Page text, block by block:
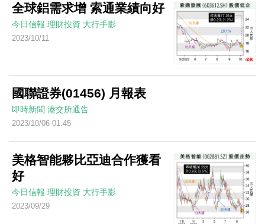
全球鋁需求增 索通業績向好
今日信報 理財投資 大行手影
2023/10/11
國聯證券(01456) 月報表
即時新聞 港交所通告
2023/10/06 01:45
美格智能夥比亞迪合作獲看
好
今日信報 理財投資 大行手影
2023/09/29